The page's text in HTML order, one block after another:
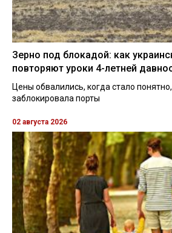
Зерно под блокадой: как
повторяют уроки 4-летней
Цены обвалились, когда стало
заблокировала порты
02 августа 2026